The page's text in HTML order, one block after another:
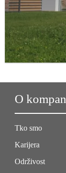
O
Tko smo
Karijera
Održivost